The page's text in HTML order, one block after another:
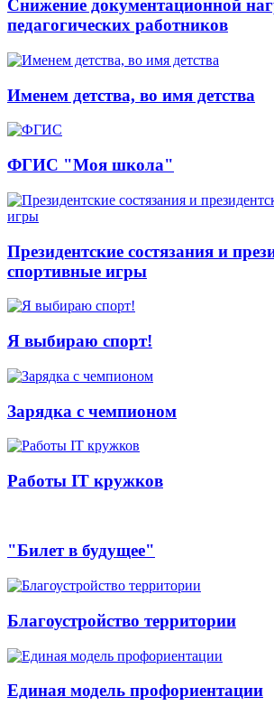
Снижение документационной
педагогических работников
Именем детства, во имя детства
ФГИС "Моя школа"
Президентские состязания и
спортивные игры
Я выбираю спорт!
Зарядка с чемпионом
Работы IT кружков
"Билет в будущее"
Благоустройство территории
Единая модель профориентации